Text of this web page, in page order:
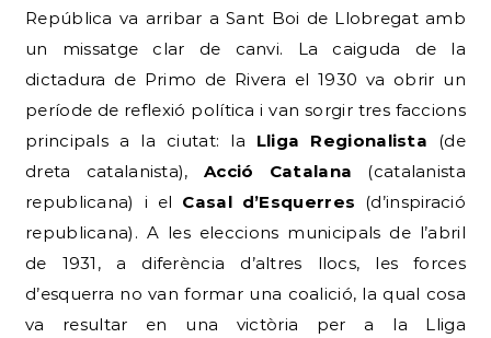
República va arribar a Sant Boi de Llobregat amb
un missatge clar de canvi. La caiguda de la
dictadura de Primo de Rivera el 1930 va obrir un
període de reflexió política i van sorgir tres faccions
principals a la ciutat: la Lliga Regionalista (de
dreta catalanista), Acció Catalana (catalanista
republicana) i el Casal d’Esquerres (d’inspiració
republicana). A les eleccions municipals de l’abril
de 1931, a diferència d’altres llocs, les forces
d’esquerra no van formar una coalició, la qual cosa
va resultar en una victòria per a la Lliga